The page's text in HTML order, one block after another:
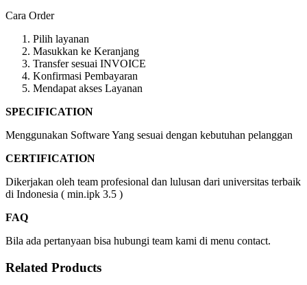
Cara Order
Pilih layanan
Masukkan ke Keranjang
Transfer sesuai INVOICE
Konfirmasi Pembayaran
Mendapat akses Layanan
SPECIFICATION
Menggunakan Software Yang sesuai dengan kebutuhan pelanggan
CERTIFICATION
Dikerjakan oleh team profesional dan lulusan dari universitas terbaik
di Indonesia ( min.ipk 3.5 )
FAQ
Bila ada pertanyaan bisa hubungi team kami di menu contact.
Related Products